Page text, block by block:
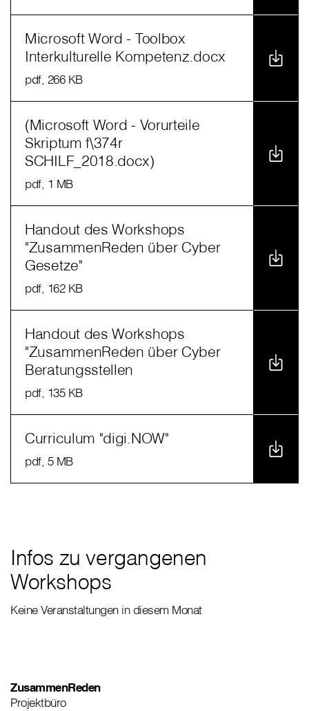
Microsoft Word - Toolbox
Interkulturelle Kompetenz.docx
pdf, 266 KB
(Microsoft Word - Vorurteile
Skriptum f\374r
SCHILF_2018.docx)
pdf, 1 MB
Handout des Workshops
"ZusammenReden über Cyber
Gesetze"
pdf, 162 KB
Handout des Workshops
"ZusammenReden über Cyber
Beratungsstellen
pdf, 135 KB
Curriculum "digi.NOW"
pdf, 5 MB
Infos zu vergangenen
Workshops
Keine Veranstaltungen in diesem Monat
ZusammenReden
Projektbüro